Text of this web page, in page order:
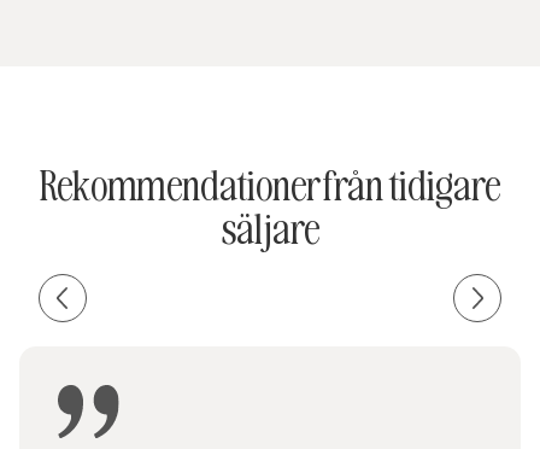
Rekommendationer från tidigare
säljare